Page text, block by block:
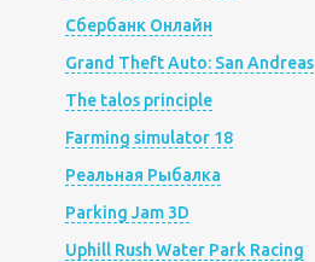
Сбербанк Онлайн
Grand Theft Auto: San Andreas
The talos principle
Farming simulator 18
Реальная Рыбалка
Parking Jam 3D
Uphill Rush Water Park Racing